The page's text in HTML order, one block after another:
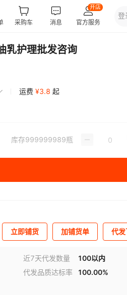
乳护理批发咨询
运费 ¥3.8 起
库存999999989瓶
立即铺货 加铺货单 代
近7天代发数量
100以内
代发品质达标率
100.00%